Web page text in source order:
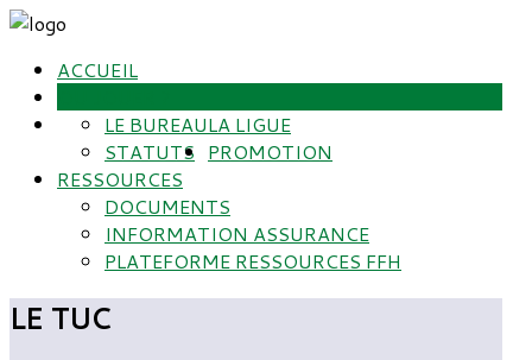
ACCUEIL
LA LIGUE
LE BUREAU
STATUTS PROMOTION
RESSOURCES
DOCUMENTS
INFORMATION ASSURANCE
PLATEFORME RESSOURCES FFH
LE TUC